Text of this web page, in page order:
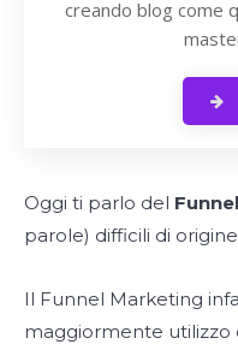
creando blog come
Oggi ti parlo del
parole) difficili di
Il Funnel Marketing
maggiormente utilizzo